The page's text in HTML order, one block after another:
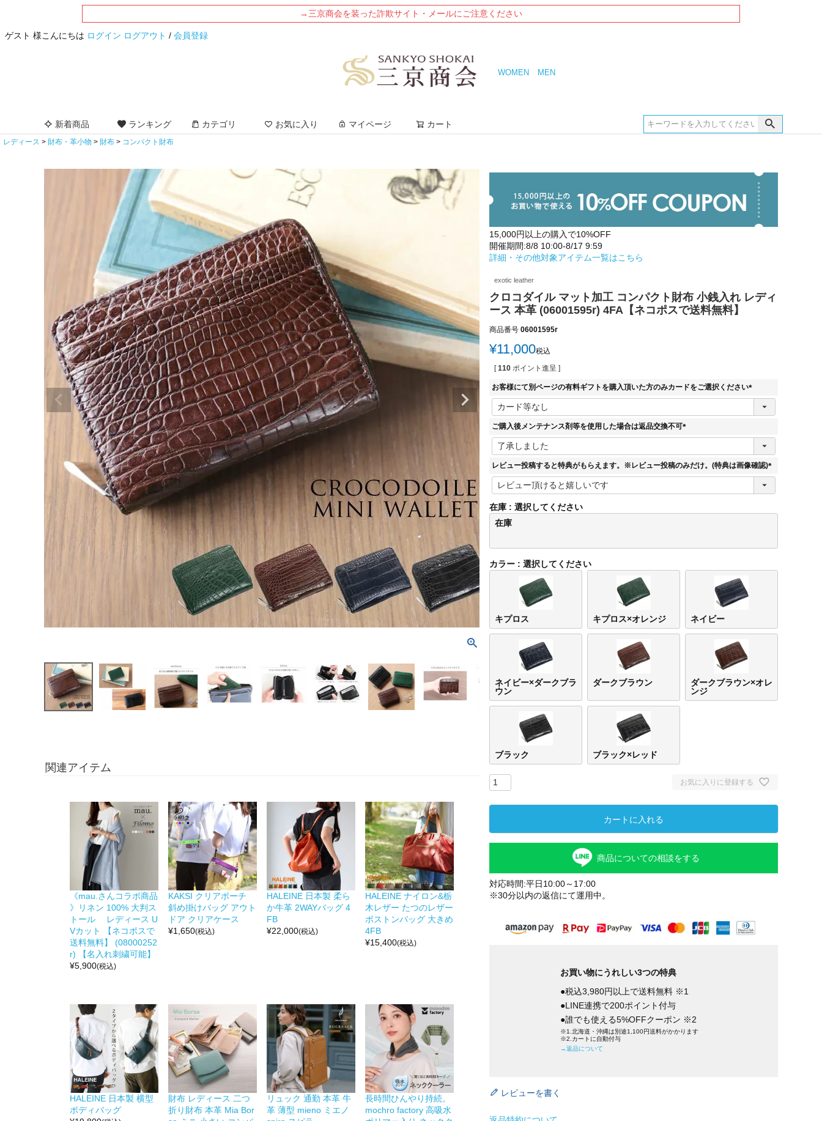
→三京商会を装った詐欺サイト・メールにご注意ください
ゲスト 様こんにちは ログイン ログアウト / 会員登録
WOMEN MEN
新着商品 ランキング カテゴリ お気に入り マイページ カート
レディース 財布・革小物 財布 コンパクト財布
関連アイテム
《mau.さんコラボ商品
》リネン 100% 大判ス
トール レディース U
Vカット 【ネコポスで
送料無料】 (08000252
r) 【名入れ刺繍可能】
¥5,900(税込)
KAKSI クリアポーチ
斜め掛けバッグ アウト
ドア クリアケース
¥1,650(税込)
HALEINE 日本製 柔ら
か牛革 2WAYバッグ 4
FB
¥22,000(税込)
HALEINE ナイロン&栃
木レザー たつのレザー
ボストンバッグ 大きめ
4FB
¥15,400(税込)
HALEINE 日本製 横型
ボディバッグ
財布 レディース 二つ
折り財布 本革 Mia Bor
リュック 通勤 本革 牛
革 薄型 mieno ミエノ
長時間ひんやり持続。
mochro factory 高吸水
15,000円以上の購入で10%OFF
開催期間:8/8 10:00-8/17 9:59
詳細・その他対象アイテム一覧はこちら
exotic leather
クロコダイル マット加工 コンパクト財布 小銭入れ レディ
ース 本革 (06001595r) 4FA【ネコポスで送料無料】
商品番号 06001595r
¥11,000税込
[ 110 ポイント進呈 ]
お客様にて別ページの有料ギフトを購入頂いた方のみカードをご選択ください
(
ご購入後メンテナンス剤等を使用した場合は返品交換不可
(
須
レビュー投稿すると特典がもらえます。※レビュー投稿のみだけ。(特典は画像確認)
(
)
在庫
選択してください
在庫
カラー 選択してください
キプロス キプロス×オレンジ ネイビー
ネイビー×ダークブラ
ウン
ダークブラウン
ダークブラウン×オレ
ンジ
ブラック ブラック×レッド
お気に入りに登録する
カートに入れる
商品についての相談をする
対応時間:平日10:00～17:00
※30分以内の返信にて運用中。
お買い物にうれしい3つの特典
●税込3,980円以上で送料無料 ※1
●LINE連携で200ポイント付与
●誰でも使える5%OFFクーポン ※2
※1.北海道・沖縄は別途1,100円送料がかかります
※2.カートに自動付与
→返品について
レビューを書く